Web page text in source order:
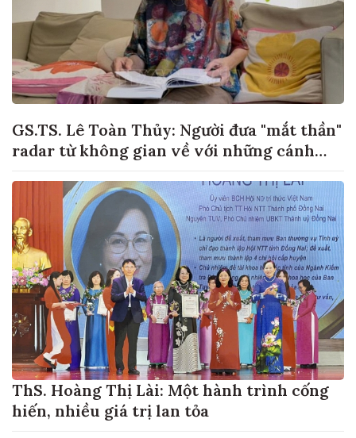
GS.TS. Lê Toàn Thủy: Người đưa "mắt thần"
radar từ không gian về với những cánh
ThS. Hoàng Thị Lài: Một hành trình cống
hiến, nhiều giá trị lan tỏa